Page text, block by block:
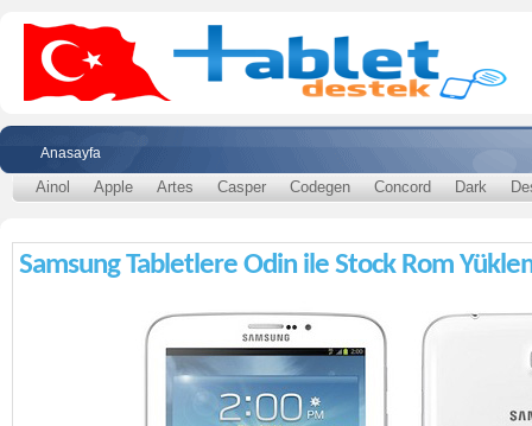
Anasayfa
Ainol Apple Artes Casper Codegen Concord Dark
Samsung Tabletlere Odin ile Stock Rom